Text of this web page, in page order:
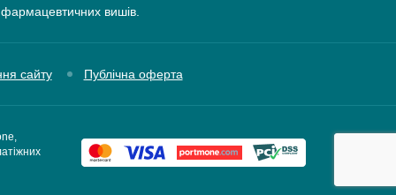
вишів.
сайту Публічна оферта